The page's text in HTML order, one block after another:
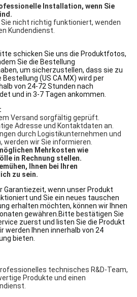
Installation, wenn Sie
nicht richtig funktioniert, wenden
Kundendienst.
schicken Sie uns die Produktfotos,
Sie die Bestellung
um sicherzustellen, dass sie zu
Bestellung (US CA MX) wird per
von 24-72 Stunden nach
und in 3-7 Tagen ankommen.
]:
Versand sorgfältig geprüft.
Adresse und Kontaktdaten an.
durch Logistikunternehmen und
werden wir Sie informieren.
Mehrkosten wie
in Rechnung stellen.
Ihnen bei Ihren
zu sein.
Garantiezeit, wenn unser Produkt
und Sie ein neues tauschen
erhalten möchten, können wir Ihnen
gewähren.Bitte bestätigen Sie
zuerst und listen Sie die Produkt
werden Ihnen innerhalb von 24
bieten.
technisches R&D-Team,
Produkte und einen